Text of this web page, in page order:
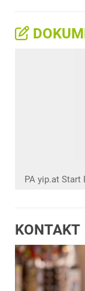
PA yip.at Start
KONTAKT